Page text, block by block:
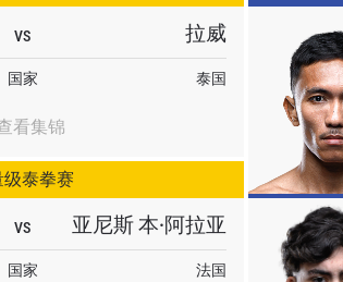
级泰拳赛
VS 拉威
国家 泰国
看集锦
VS 亚尼斯 本·阿拉亚
国家 法国
策，我们将收
息。